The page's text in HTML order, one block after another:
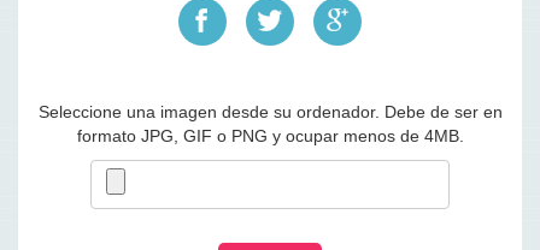
Seleccione una imagen desde su ordenador. Debe de ser en
formato JPG, GIF o PNG y ocupar menos de 4MB.